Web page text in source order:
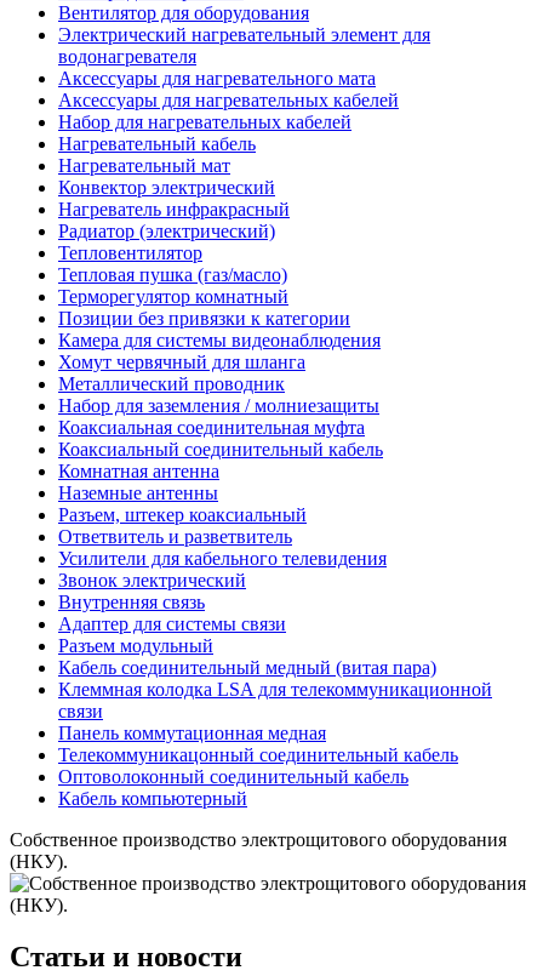
Вентилятор для оборудования
Электрический нагревательный элемент для
водонагревателя
Аксессуары для нагревательного мата
Аксессуары для нагревательных кабелей
Набор для нагревательных кабелей
Нагревательный кабель
Нагревательный мат
Конвектор электрический
Нагреватель инфракрасный
Радиатор (электрический)
Тепловентилятор
Тепловая пушка (газ/масло)
Терморегулятор комнатный
Позиции без привязки к категории
Камера для системы видеонаблюдения
Хомут червячный для шланга
Металлический проводник
Набор для заземления / молниезащиты
Коаксиальная соединительная муфта
Коаксиальный соединительный кабель
Комнатная антенна
Наземные антенны
Разъем, штекер коаксиальный
Ответвитель и разветвитель
Усилители для кабельного телевидения
Звонок электрический
Внутренняя связь
Адаптер для системы связи
Разъем модульный
Кабель соединительный медный (витая пара)
Клеммная колодка LSA для телекоммуникационной
связи
Панель коммутационная медная
Телекоммуникацонный соединительный кабель
Оптоволоконный соединительный кабель
Кабель компьютерный
Собственное производство электрощитового оборудования
(НКУ).
Статьи и новости